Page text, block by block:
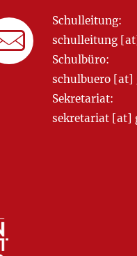
Schulleitung:
schulleitung
Schulbüro:
schulbuero
Sekretariat:
sekretariat [at]